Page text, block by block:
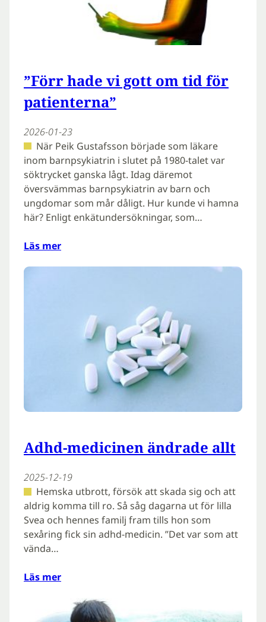
”Förr hade vi gott om tid för
patienterna”
2026-01-23
När Peik Gustafsson började som läkare
inom barnpsykiatrin i slutet på 1980-talet var
söktrycket ganska lågt. Idag däremot
översvämmas barnpsykiatrin av barn och
ungdomar som mår dåligt. Hur kunde vi hamna
här? Enligt enkätundersökningar, som…
Läs mer
Adhd-medicinen ändrade allt
2025-12-19
Hemska utbrott, försök att skada sig och att
aldrig komma till ro. Så såg dagarna ut för lilla
Svea och hennes familj fram tills hon som
sexåring fick sin adhd-medicin. ”Det var som att
vända…
Läs mer